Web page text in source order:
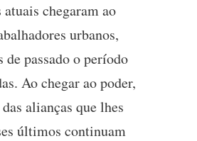
chegaram ao
urbanos,
passado o período
Ao chegar ao poder,
alianças que lhes
últimos continuam